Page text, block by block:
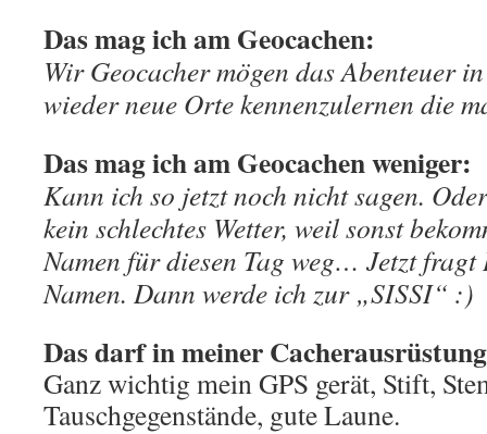
Das mag ich am Geocachen:
Wir Geocacher mögen das Abenteuer
wieder neue Orte kennenzulernen die
Das mag ich am Geocachen weniger:
Kann ich so jetzt noch nicht sagen.
kein schlechtes Wetter, weil sonst
Namen für diesen Tag weg… Jetzt fragt
Namen. Dann werde ich zur „SISSI“ :)
Das darf in meiner
Ganz wichtig mein GPS gerät, Stift,
Tauschgegenstände, gute Laune.